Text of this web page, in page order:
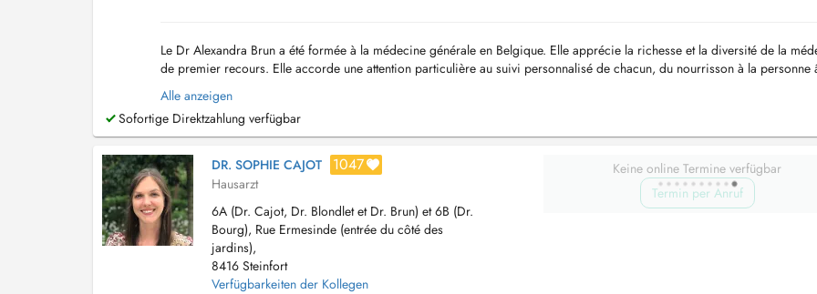
Le Dr Alexandra Brun a été formée à la médecine générale en Belgique. Elle apprécie la richesse et la diversité de la
de premier recours. Elle accorde une attention particulière au suivi personnalisé de chacun, du nourrisson à la personne
Ses domaines dintérêt incluent notamment la pé...
Alle anzeigen
Sofortige Direktzahlung verfügbar
DR. SOPHIE CAJOT 1047
Hausarzt
6A (Dr. Cajot, Dr. Blondlet et Dr. Brun) et 6B (Dr.
Bourg), Rue Ermesinde (entrée du côté des
jardins),
8416 Steinfort
Verfügbarkeiten der Kollegen
Keine online Termine verfügbar
Termin per Anruf